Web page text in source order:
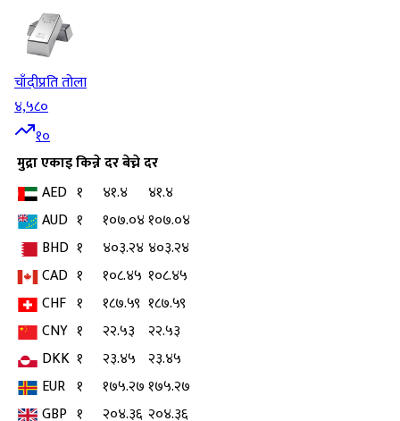
चाँदीप्रति तोला
४,५८०
१०
मुद्राएकाइकिन्ने दरबेच्ने दर
AED १ ४१.४
४१.४
AUD १ १०७.०४१०७.०४
BHD १ ४०३.२४ ४०३.२४
CAD १ १०८.४५ १०८.४५
CHF १ १८७.५९ १८७.५९
CNY १ २२.५३
२२.५३
DKK १ २३.४५ २३.४५
EUR १ १७५.२७१७५.२७
GBP १ २०४.३६ २०४.३६